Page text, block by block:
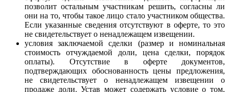
позволит остальным участникам решить, согласны ли
они на то, чтобы такое лицо стало участником общества.
Если указанные сведения отсутствуют в оферте, то это
не свидетельствует о ненадлежащем извещении.
условия заключаемой сделки (размер и номинальная
стоимость отчуждаемой доли, цена сделки, порядок
оплаты). Отсутствие в оферте документов,
подтверждающих обоснованность цены предложения,
не свидетельствует о ненадлежащем извещении о
продаже доли. Устав может содержать условие о том,